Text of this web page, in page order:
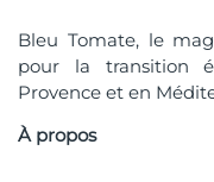
Bleu Tomate, le
pour la transition
Provence et en
À propos